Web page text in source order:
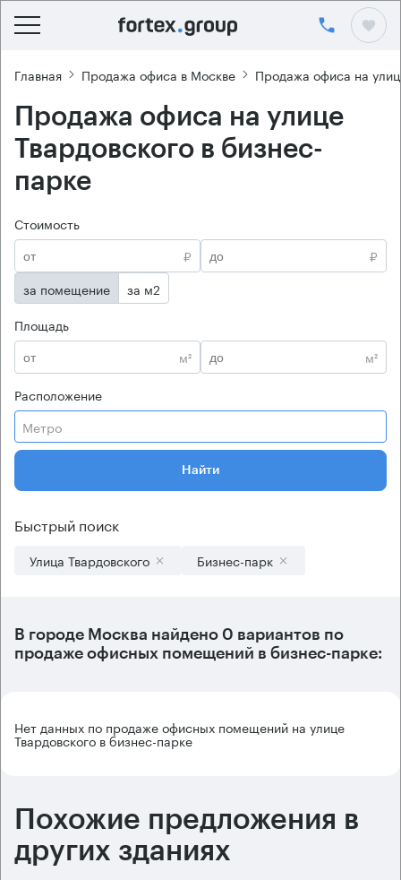
Главная Продажа офиса в Москве Продажа офиса на
Продажа офиса на улице
Твардовского в бизнес-
парке
Стоимость
₽
₽
за помещение
за м2
Площадь
м²
м²
Расположение
Метро
Найти
Быстрый поиск
Улица Твардовского Бизнес-парк
В городе Москва найдено 0 вариантов по
продаже офисных помещений в бизнес-парке:
Нет данных по продаже офисных помещений на улице
Твардовского в бизнес-парке
Похожие предложения в
других зданиях